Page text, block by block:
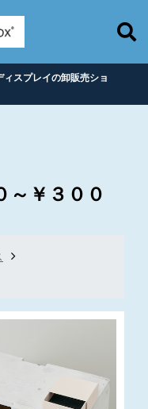
スプレイの卸販売ショ
～￥３００